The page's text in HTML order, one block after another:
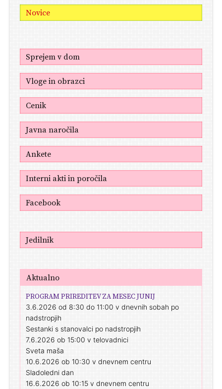
Novice
Sprejem v dom
Vloge in obrazci
Cenik
Javna naročila
Ankete
Interni akti in poročila
Facebook
Jedilnik
Aktualno
PROGRAM PRIREDITEV ZA MESEC JUNIJ
3.6.2026 od 8:30 do 11:00 v dnevnih sobah po
nadstropjih
Sestanki s stanovalci po nadstropjih
7.6.2026 ob 15:00 v telovadnici
Sveta maša
10.6.2026 ob 10:30 v dnevnem centru
Sladoledni dan
16.6.2026 ob 10:15 v dnevnem centru